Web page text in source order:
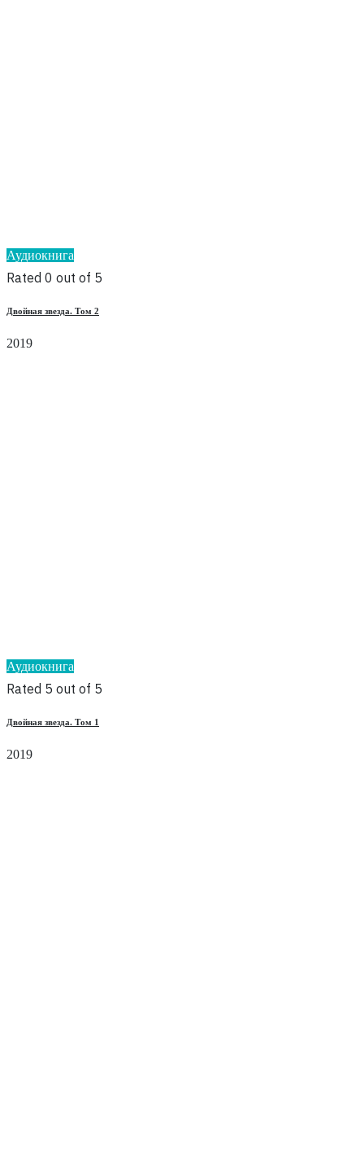
Аудиокнига
Rated 0 out of 5
Двойная звезда. Том 2
2019
Аудиокнига
Rated 5 out of 5
Двойная звезда. Том 1
2019